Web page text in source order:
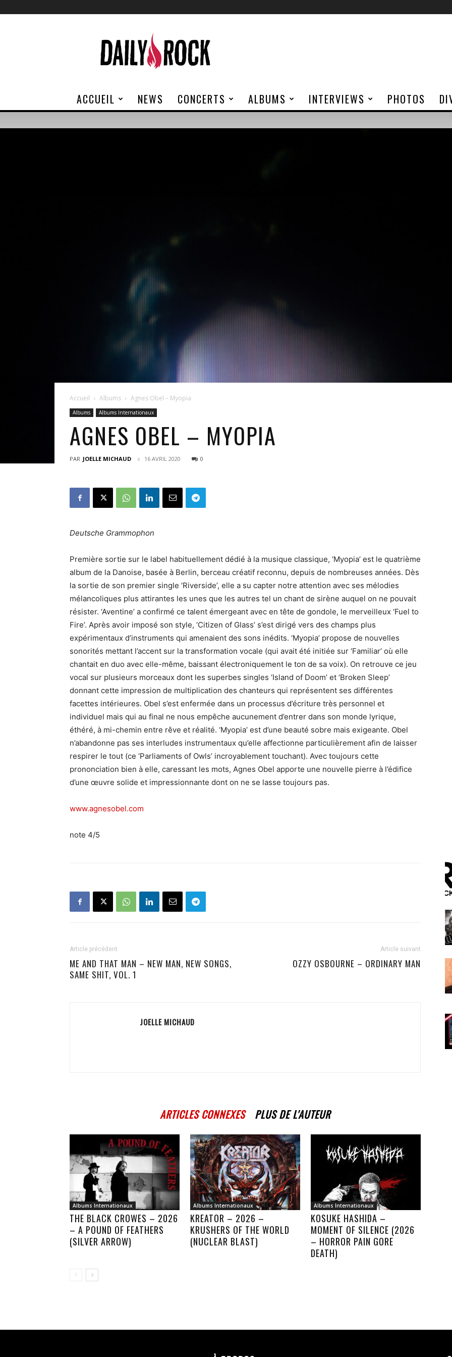
Rock
ACCUEIL NEWS CONCERTS ALBUMS INTERVIEWS PHOTOS
Accueil Albums Agnes Obel – Myopia
Albums Albums Internationaux
AGNES OBEL – MYOPIA
PAR JOELLE MICHAUD 16 AVRIL 2020 0
Deutsche Grammophon
Première sortie sur le label habituellement dédié à la musique classique, ‘Myopia’ est le quatrième
album de la Danoise, basée à Berlin, berceau créatif reconnu, depuis de nombreuses années. Dès
la sortie de son premier single ‘Riverside’, elle a su capter notre attention avec ses mélodies
mélancoliques plus attirantes les unes que les autres tel un chant de sirène auquel on ne pouvait
résister. ‘Aventine’ a confirmé ce talent émergeant avec en tête de gondole, le merveilleux ‘Fuel to
Fire’. Après avoir imposé son style, ‘Citizen of Glass’ s’est dirigé vers des champs plus
expérimentaux d’instruments qui amenaient des sons inédits. ‘Myopia’ propose de nouvelles
sonorités mettant l’accent sur la transformation vocale (qui avait été initiée sur ‘Familiar’ où elle
chantait en duo avec elle-même, baissant électroniquement le ton de sa voix). On retrouve ce jeu
vocal sur plusieurs morceaux dont les superbes singles ‘Island of Doom’ et ‘Broken Sleep’
donnant cette impression de multiplication des chanteurs qui représentent ses différentes
facettes intérieures. Obel s’est enfermée dans un processus d’écriture très personnel et
individuel mais qui au final ne nous empêche aucunement d’entrer dans son monde lyrique,
éthéré, à mi-chemin entre rêve et réalité. ‘Myopia’ est d’une beauté sobre mais exigeante. Obel
n’abandonne pas ses interludes instrumentaux qu’elle affectionne particulièrement afin de laisser
respirer le tout (ce ‘Parliaments of Owls’ incroyablement touchant). Avec toujours cette
prononciation bien à elle, caressant les mots, Agnes Obel apporte une nouvelle pierre à l’édifice
d’une œuvre solide et impressionnante dont on ne se lasse toujours pas.
www.agnesobel.com
note 4/5
Article précédent
ME AND THAT MAN – NEW MAN, NEW SONGS,
SAME SHIT, VOL. 1
Article suivant
OZZY OSBOURNE – ORDINARY MAN
JOELLE MICHAUD
ARTICLES CONNEXES PLUS DE L'AUTEUR
Albums Internationaux
THE BLACK CROWES – 2026
– A POUND OF FEATHERS
(SILVER ARROW)
Albums Internationaux
KREATOR – 2026 –
KRUSHERS OF THE WORLD
(NUCLEAR BLAST)
Albums Internationaux
KOSUKE HASHIDA –
MOMENT OF SILENCE (2026
– HORROR PAIN GORE
DEATH)